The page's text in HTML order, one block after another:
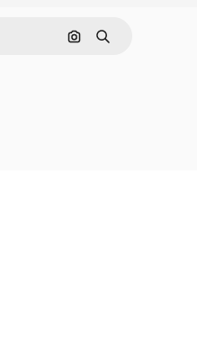
Buscar por imagen
Buscar